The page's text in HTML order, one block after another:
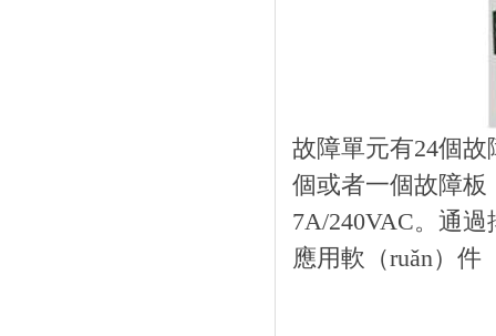
故障單元有24個
個或者一個故障板
7A/240VAC。通
應用軟（ruǎn）件